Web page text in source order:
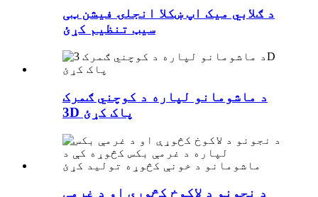
د ګلابي میک اپ ښکلا انجلۍ فیشن ټی
سیټ تنظیم کړئ
د ماشومانو لپاره د کوچني ګمرک
3D پاک کړئ
د نجونو د لاکوخ کڅوړې او د غرمې